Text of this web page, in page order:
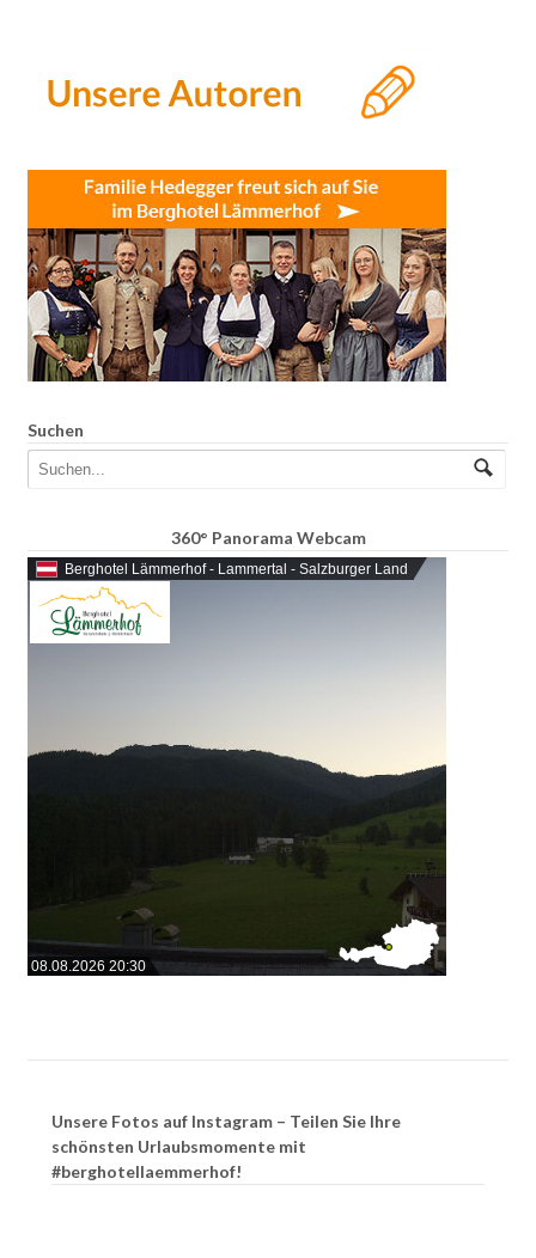
Suchen
360° Panorama Webcam
Berghotel Lämmerhof - Lammertal - Salzburger Land
08.08.2026 20:30
Unsere Fotos auf Instagram – Teilen Sie Ihre
schönsten Urlaubsmomente mit
#berghotellaemmerhof!